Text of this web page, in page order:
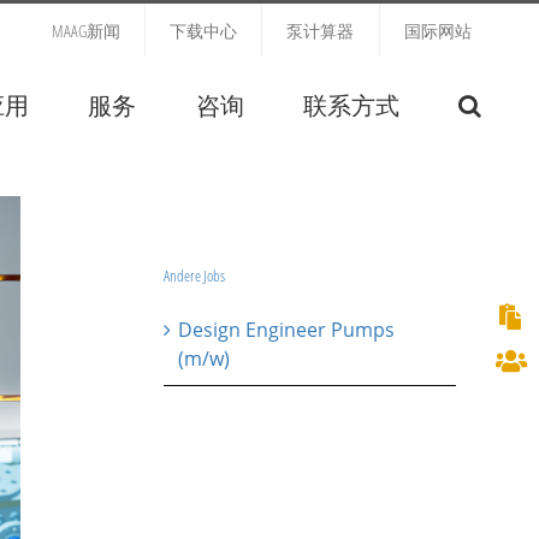
MAAG新闻 下载中心 泵计算器 国际网站
服务 咨询 联系方式
Andere Jobs
Design Engineer Pumps
(m/w)